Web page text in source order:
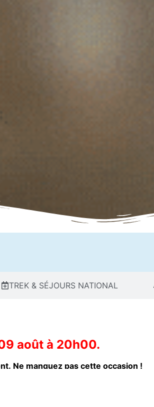
TREK & SÉJOURS NATIONAL
août à 20h00.
Ne manquez pas cette occasion !